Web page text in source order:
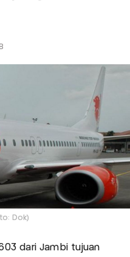
Dok)
dari Jambi tujuan